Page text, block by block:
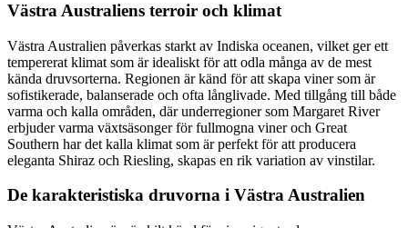
Västra Australiens terroir och klimat
Västra Australien påverkas starkt av Indiska oceanen, vilket ger ett
tempererat klimat som är idealiskt för att odla många av de mest
kända druvsorterna. Regionen är känd för att skapa viner som är
sofistikerade, balanserade och ofta långlivade. Med tillgång till både
varma och kalla områden, där underregioner som Margaret River
erbjuder varma växtsäsonger för fullmogna viner och Great
Southern har det kalla klimat som är perfekt för att producera
eleganta Shiraz och Riesling, skapas en rik variation av vinstilar.
De karakteristiska druvorna i Västra Australien